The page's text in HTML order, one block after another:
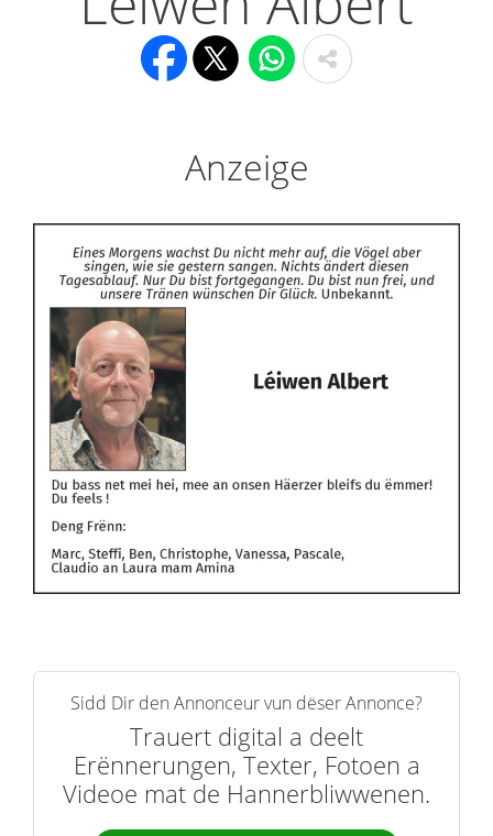
Anzeige
Sidd Dir den Annonceur vun dëser Annonce?
Trauert digital a deelt
Erënnerungen, Texter, Fotoen a
Videoe mat de Hannerbliwwenen.